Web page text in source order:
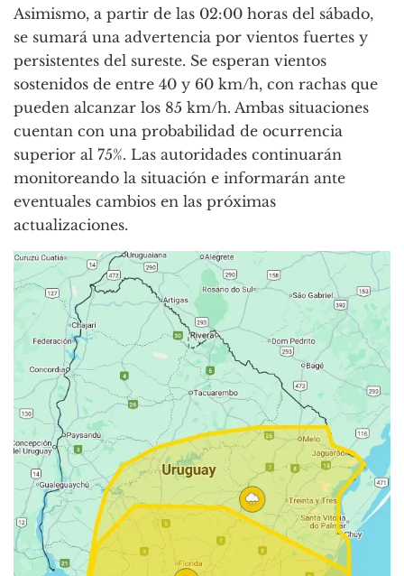
Asimismo, a partir de las 02:00 horas del sábado,
se sumará una advertencia por vientos fuertes y
persistentes del sureste. Se esperan vientos
sostenidos de entre 40 y 60 km/h, con rachas que
pueden alcanzar los 85 km/h. Ambas situaciones
cuentan con una probabilidad de ocurrencia
superior al 75%. Las autoridades continuarán
monitoreando la situación e informarán ante
eventuales cambios en las próximas
actualizaciones.